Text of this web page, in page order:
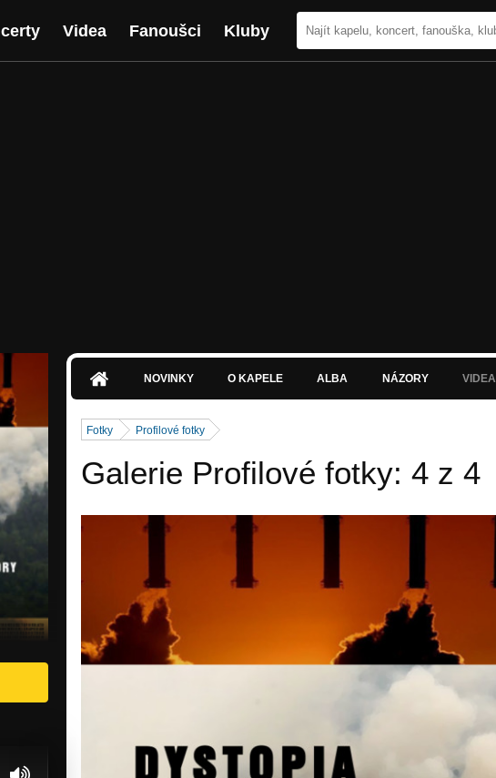
Videa Fanoušci Kluby
NOVINKY O KAPELE ALBA NÁZORY VIDEA
Fotky Profilové fotky
Galerie Profilové fotky: 4 z 4